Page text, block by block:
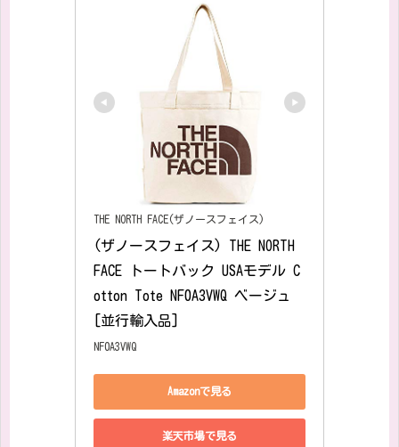
THE NORTH FACE(ザノースフェイス)
(ザノースフェイス) THE NORTH
FACE トートバック USAモデル C
otton Tote NF0A3VWQ ベージュ
[並行輸入品]
NF0A3VWQ
Amazonで見る
楽天市場で見る